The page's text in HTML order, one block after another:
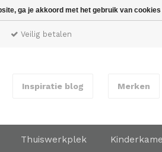
Veilig betalen
Inspiratie blog Merken
Thuiswerkplek
ga je akkoord met het gebruik van